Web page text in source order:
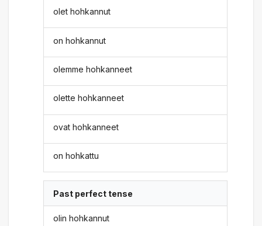
olet hohkannut
on hohkannut
olemme hohkanneet
olette hohkanneet
ovat hohkanneet
on hohkattu
Past perfect tense
olin hohkannut